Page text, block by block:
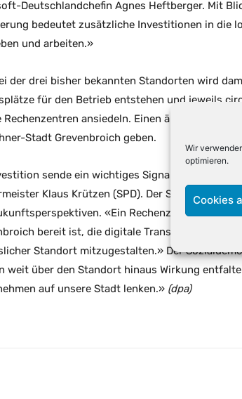
Wir
optimieren.
Cookies
Deutschlandchefin Agnes Heftberger. Mit
bedeutet zusätzliche Investitionen in die
und arbeiten.»
der drei bisher bekannten Standorten wird
für den Betrieb entstehen und jeweils
Rechenzentren ansiedeln. Einen ähnlichen
Stadt Grevenbroich geben.
sende ein wichtiges Signal für das
Klaus Krützen (SPD). Der
«Ein Rechenzentrum
bereit ist, die digitale Transformation
Standort mitzugestalten.» Der
weit über den Standort hinaus Wirkung
auf unsere Stadt lenken.» (dpa)